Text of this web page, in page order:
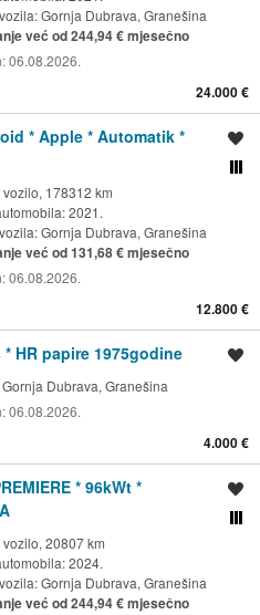
Gornja Dubrava, Granešina
već od 244,94 € mjesečno
06.08.2026.
24.000 €
* Apple * Automatik *
178312 km
2021.
Gornja Dubrava, Granešina
već od 131,68 € mjesečno
06.08.2026.
12.800 €
HR papire 1975godine
Gornja Dubrava, Granešina
06.08.2026.
4.000 €
* 96kWt *
20807 km
2024.
Gornja Dubrava, Granešina
već od 244,94 € mjesečno